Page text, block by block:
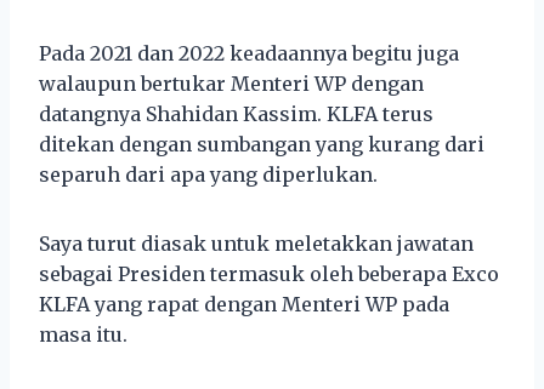
Pada 2021 dan 2022 keadaannya begitu juga
walaupun bertukar Menteri WP dengan
datangnya Shahidan Kassim. KLFA terus
ditekan dengan sumbangan yang kurang dari
separuh dari apa yang diperlukan.
Saya turut diasak untuk meletakkan jawatan
sebagai Presiden termasuk oleh beberapa Exco
KLFA yang rapat dengan Menteri WP pada
masa itu.